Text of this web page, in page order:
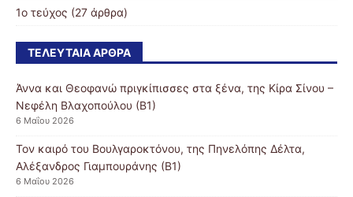
1ο τεύχος (27 άρθρα)
ΤΕΛΕΥΤΑΊΑ ΆΡΘΡΑ
Άννα και Θεοφανώ πριγκίπισσες στα ξένα, της Κίρα Σίνου –
Νεφέλη Βλαχοπούλου (Β1)
6 Μαΐου 2026
Τον καιρό του Βουλγαροκτόνου, της Πηνελόπης Δέλτα,
Αλέξανδρος Γιαμπουράνης (Β1)
6 Μαΐου 2026